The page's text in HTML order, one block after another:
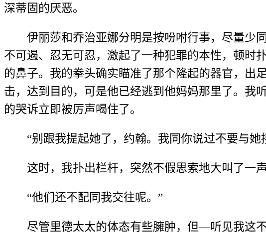
深蒂固的厌恶。
伊丽莎和乔治亚娜分明是按吩咐行事，尽量少
不可遏、忍无可忍，激起了一种犯罪的本性，顿时
的鼻子。我的拳头确实瞄准了那个隆起的器官，出
击，达到目的，可是他已经逃到他妈妈那里了。我
的哭诉立即被厉声喝住了。
“别跟我提起她了，约翰。我同你说过不要与
这时，我扑出栏杆，突然不假思索地大叫了一声
“他们还不配同我交往呢。”
尽管里德太太的体态有些臃肿，但—听见我这